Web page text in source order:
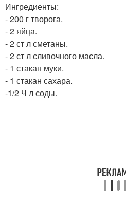
Ингредиенты:
- 200 г творога.
- 2 яйца.
- 2 ст л сметаны.
- 2 ст л сливочного масла.
- 1 стакан муки.
- 1 стакан сахара.
-1/2 Ч л соды.